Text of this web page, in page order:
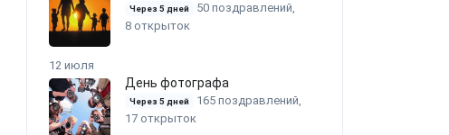
Через 5 дней
50 поздравлений,
8 открыток
12 июля
День фотографа
Через 5 дней
165 поздравлений,
17 открыток